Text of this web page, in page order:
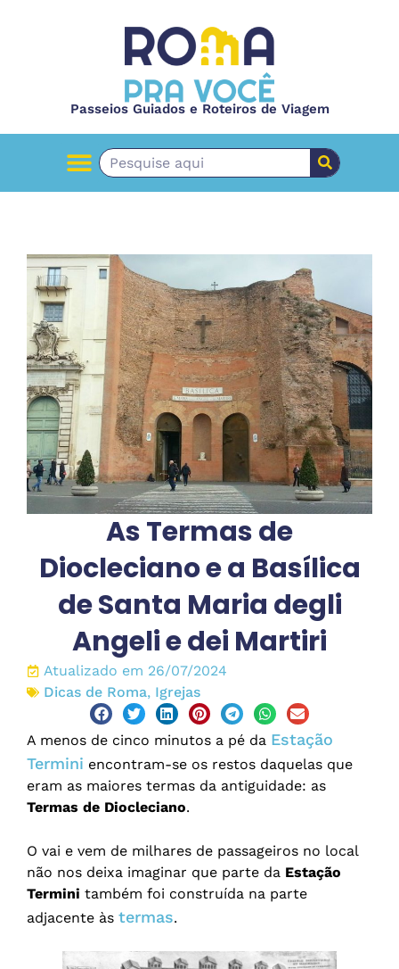
Passeios Guiados e Roteiros de Viagem
As Termas de
Diocleciano e a Basílica
de Santa Maria degli
Angeli e dei Martiri
Atualizado em 26/07/2024
Dicas de Roma, Igrejas
A menos de cinco minutos a pé da Estação
Termini encontram-se os restos daquelas que
eram as maiores termas da antiguidade: as
Termas de Diocleciano.
O vai e vem de milhares de passageiros no local
não nos deixa imaginar que parte da Estação
Termini também foi construída na parte
adjacente às termas.